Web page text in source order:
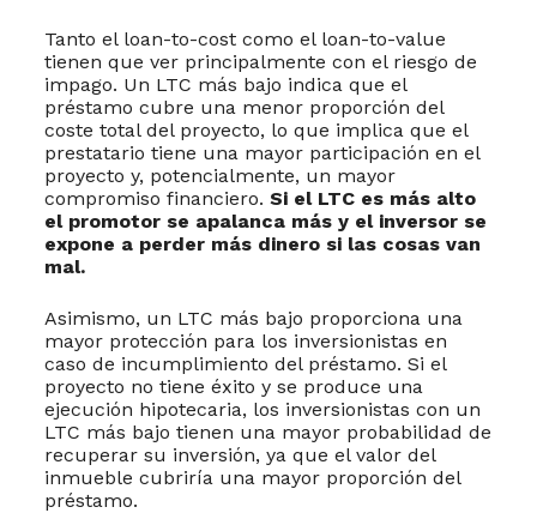
Tanto el loan-to-cost como el loan-to-value
tienen que ver principalmente con el riesgo de
impago. Un LTC más bajo indica que el
préstamo cubre una menor proporción del
coste total del proyecto, lo que implica que el
prestatario tiene una mayor participación en el
proyecto y, potencialmente, un mayor
compromiso financiero. Si el LTC es más alto
el promotor se apalanca más y el inversor se
expone a perder más dinero si las cosas van
mal.
Asimismo, un LTC más bajo proporciona una
mayor protección para los inversionistas en
caso de incumplimiento del préstamo. Si el
proyecto no tiene éxito y se produce una
ejecución hipotecaria, los inversionistas con un
LTC más bajo tienen una mayor probabilidad de
recuperar su inversión, ya que el valor del
inmueble cubriría una mayor proporción del
préstamo.